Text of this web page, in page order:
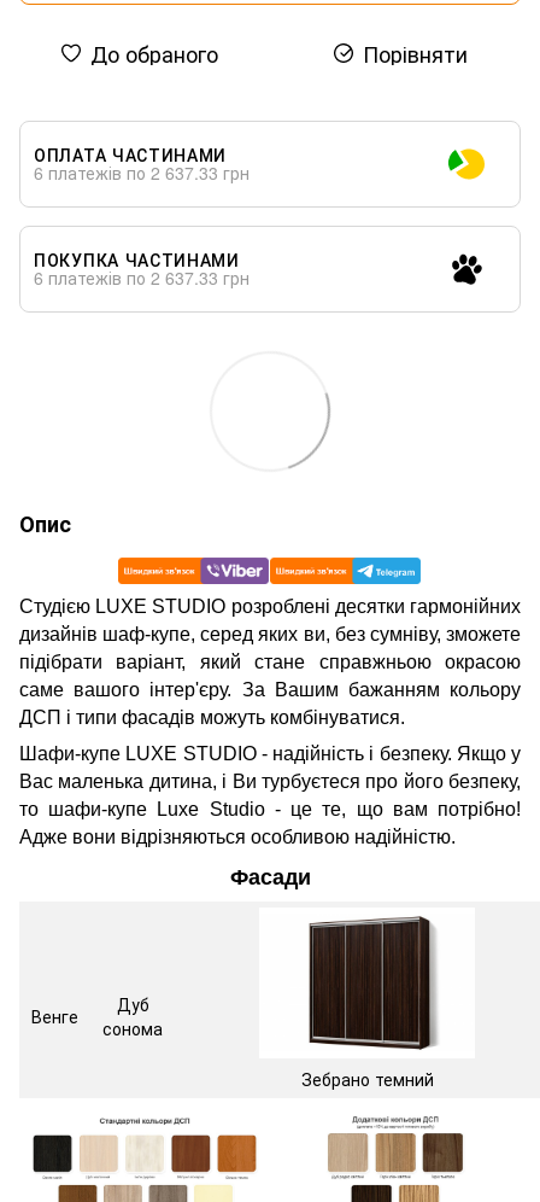
До обраного Порівняти
ОПЛАТА ЧАСТИНАМИ
6 платежів по 2 637.33 грн
ПОКУПКА ЧАСТИНАМИ
6 платежів по 2 637.33 грн
Опис
Студією LUXE STUDIO розроблені десятки гармонійних
дизайнів шаф-купе, серед яких ви, без сумніву, зможете
підібрати варіант, який стане справжньою окрасою
саме вашого інтер'єру. За Вашим бажанням кольору
ДСП і типи фасадів можуть комбінуватися.
Шафи-купе LUXE STUDIO - надійність і безпеку. Якщо у
Вас маленька дитина, і Ви турбуєтеся про його безпеку,
то шафи-купе Luxe Studio - це те, що вам потрібно!
Адже вони відрізняються особливою надійністю.
Фасади
Венге
Дуб
сонома
Зебрано темний